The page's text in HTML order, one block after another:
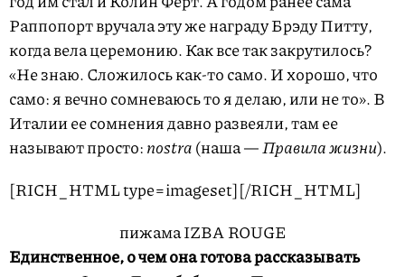
Раппопорт вручала эту же награду Брэду Питту,
когда вела церемонию. Как все так закрутилось?
«Не знаю. Сложилось как-то само. И хорошо, что
само: я вечно сомневаюсь то я делаю, или не то». В
Италии ее сомнения давно развеяли, там ее
называют просто:nostra(наша —Правила жизни).
[RICH_HTML type=imageset][/RICH_HTML]
пижама IZBA ROUGE
Единственное, о чем она готова рассказывать